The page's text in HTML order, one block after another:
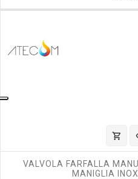
shopping_cart
VALVOLA FARFALLA
MANIGLIA